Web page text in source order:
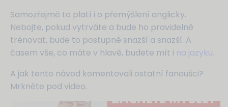
Samozřejmě to platí i o přemýšlení anglicky.
Nebojte, pokud vytrváte a bude ho pravidelně
trénovat, bude to postupně snazší a snazší. A
časem vše, co máte v hlavě, budete mít i na jazyku.
A jak tento návod komentovali ostatní fanoušci?
Mrkněte pod video.